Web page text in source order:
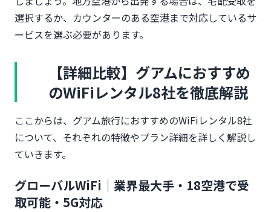
選択するか、カウンターのある空港まで対応しているサ
ービスを選ぶ必要があります。
【詳細比較】グアムにおすすめ
のWiFiレンタル8社を徹底解説
ここからは、グアム旅行におすすめのWiFiレンタル8社
について、それぞれの特徴やプラン詳細を詳しく解説し
ていきます。
グローバルWiFi｜業界最大手・18空港で受
取可能・5G対応